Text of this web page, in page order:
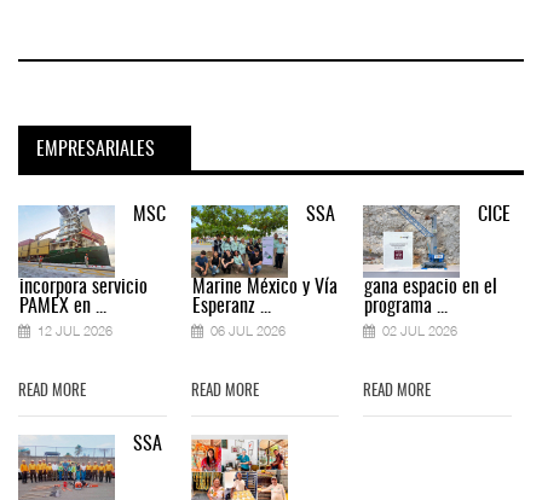
EMPRESARIALES
MSC
incorpora servicio
PAMEX en ...
12 JUL 2026
READ MORE
SSA
SSA
Marine México y Vía
Esperanz ...
06 JUL 2026
READ MORE
CICE
gana espacio en el
programa ...
02 JUL 2026
READ MORE